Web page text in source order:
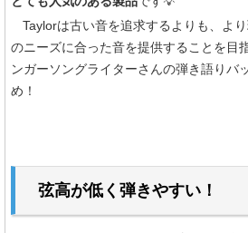
Taylorは古い音を追求するよりも、よ
のニーズに合った音を提供することを目
ンガーソングライターさんの弾き語りバ
め！
弦高が低く弾きやすい！